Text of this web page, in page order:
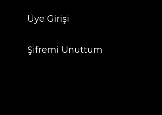
Üye Girişi
Şifremi Unuttum